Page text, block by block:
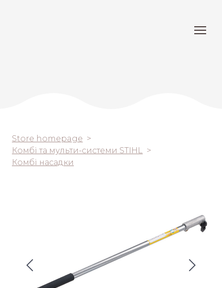
Store homepage
Комбі та мульти-системи STIHL
Комбі насадки